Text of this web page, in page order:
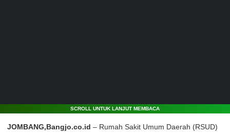
SCROLL UNTUK LANJUT MEMBACA
JOMBANG,Bangjo.co.id – Rumah Sakit Umum Daerah (RSUD)